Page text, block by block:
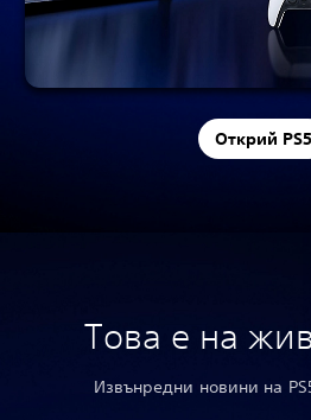
Открий PS5
Това е на
Извънредни новини на